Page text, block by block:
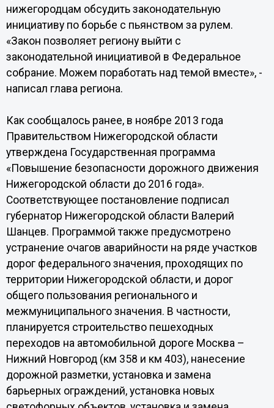
нижегородцам обсудить законодательную
инициативу по борьбе с пьянством за рулем.
«Закон позволяет региону выйти с
законодательной инициативой в Федеральное
собрание. Можем поработать над темой вместе», -
написал глава региона.
Как сообщалось ранее, в ноябре 2013 года
Правительством Нижегородской области
утверждена Государственная программа
«Повышение безопасности дорожного движения
Нижегородской области до 2016 года».
Соответствующее постановление подписал
губернатор Нижегородской области Валерий
Шанцев. Программой также предусмотрено
устранение очагов аварийности на ряде участков
дорог федерального значения, проходящих по
территории Нижегородской области, и дорог
общего пользования регионального и
межмуниципального значения. В частности,
планируется строительство пешеходных
переходов на автомобильной дороге Москва –
Нижний Новгород (км 358 и км 403), нанесение
дорожной разметки, установка и замена
барьерных ограждений, установка новых